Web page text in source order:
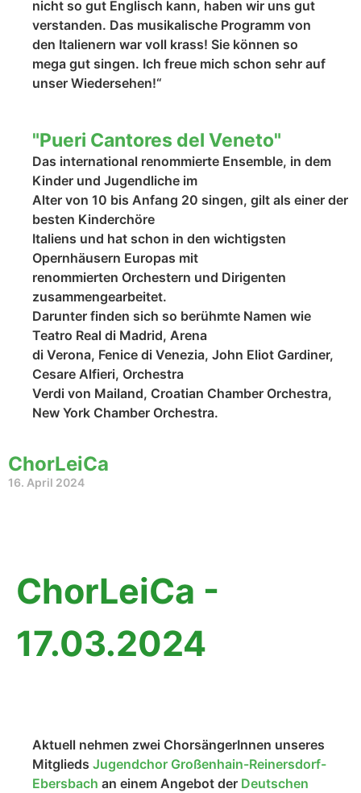
nicht so gut Englisch kann, haben wir uns gut
verstanden. Das musikalische Programm von
den Italienern war voll krass! Sie können so
mega gut singen. Ich freue mich schon sehr auf
unser Wiedersehen!“
"Pueri Cantores del Veneto"
Das international renommierte Ensemble, in dem
Kinder und Jugendliche im
Alter von 10 bis Anfang 20 singen, gilt als einer der
besten Kinderchöre
Italiens und hat schon in den wichtigsten
Opernhäusern Europas mit
renommierten Orchestern und Dirigenten
zusammengearbeitet.
Darunter finden sich so berühmte Namen wie
Teatro Real di Madrid, Arena
di Verona, Fenice di Venezia, John Eliot Gardiner,
Cesare Alfieri, Orchestra
Verdi von Mailand, Croatian Chamber Orchestra,
New York Chamber Orchestra.
ChorLeiCa
16. April 2024
ChorLeiCa -
17.03.2024
Aktuell nehmen zwei ChorsängerInnen unseres
Mitglieds Jugendchor Großenhain-Reinersdorf-
Ebersbach an einem Angebot der Deutschen